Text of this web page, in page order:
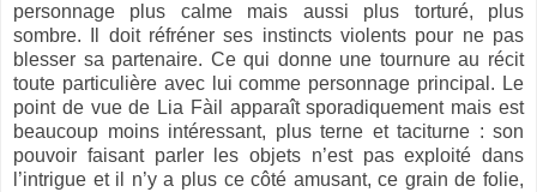
personnage plus calme mais aussi plus torturé, plus
sombre. Il doit réfréner ses instincts violents pour ne pas
blesser sa partenaire. Ce qui donne une tournure au récit
toute particulière avec lui comme personnage principal. Le
point de vue de Lia Fàil apparaît sporadiquement mais est
beaucoup moins intéressant, plus terne et taciturne : son
pouvoir faisant parler les objets n’est pas exploité dans
l’intrigue et il n’y a plus ce côté amusant, ce grain de folie,